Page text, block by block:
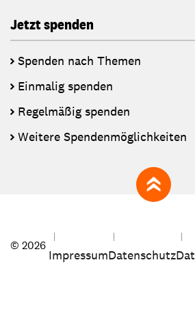
Jetzt spenden
Spenden nach Themen
Einmalig spenden
Regelmäßig spenden
Weitere Spendenmöglichkeiten
zum
© 2026
ImpressumDatenschutz